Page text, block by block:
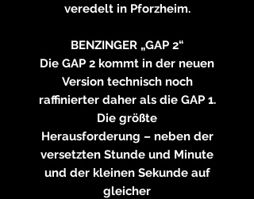
veredelt in Pforzheim.
BENZINGER „GAP 2“
Die GAP 2 kommt in der neuen
Version technisch noch
raffinierter daher als die GAP 1.
Die größte
Herausforderung – neben der
versetzten Stunde und Minute
und der kleinen Sekunde auf
gleicher